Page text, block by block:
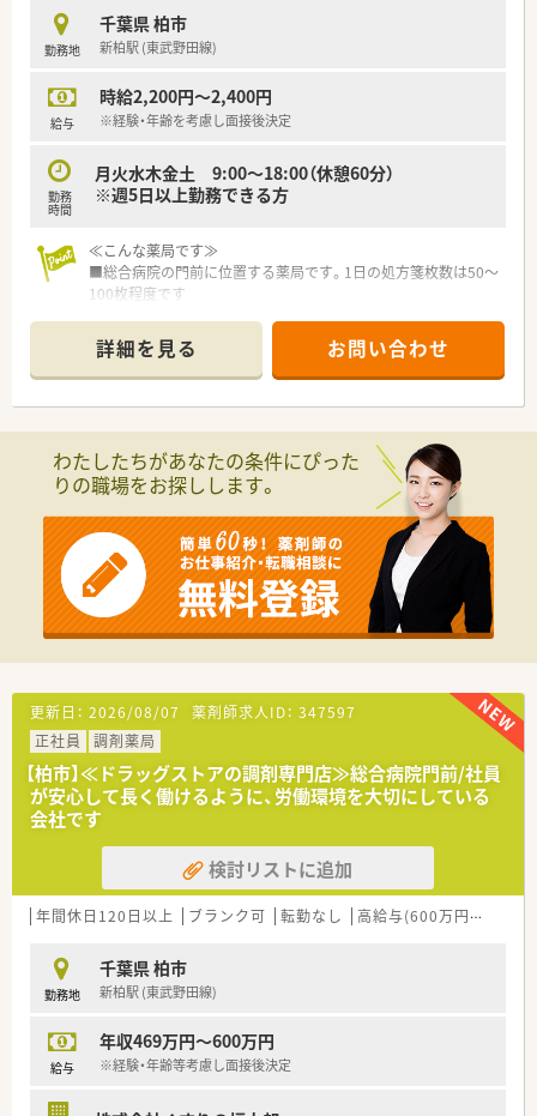
■育児休暇は3歳まで取得が可能で、時短制度は小学5年生まで
時短勤務ができるよう変更予定です。
■年間休日が120日とワークライフバランスが整っています
たくさんあります！
勤務地
千葉県 柏市
新柏駅 (東武野田線)
給与
時給2,200円～2,400円
※経験・年齢を考慮し面接後決定
勤務
時間
月火水木金土 9:00～18:00（休憩60分）
※週5日以上勤務できる方
≪こんな薬局です≫
■総合病院の門前に位置する薬局です。1日の処方箋枚数は50～
100枚程度です
の薬局で、流山市や柏市からのアクセスが良い立地です
■平日18時、土曜17時までの店舗です。
≪こんな会社です≫
■東証一部上場企業のグループ会社です！
■急な欠員の場合でも応援薬剤師のフォロー体制が整っている
■地域密着でお客様との関わりを大切にしている会社です！
■駅前・市街地に集中的に出店しています！
■社員が安心して長く働けるように、日々、労働環境を改善して
いる会社です！
■福利厚生が魅力の会社
■社会保険は20時間以上で加入可能です。
詳細を見る お問い合わせ
わたしたちがあなたの条件にぴった
りの職場をお探しします。
更新日： 2026/08/07 薬剤師求人ID： 347597
正社員
調剤薬局
【柏市】≪ドラッグストアの調剤専門店≫総合病院門前/社員
が安心して長く働けるように、労働環境を大切にしている
会社です
検討リストに追加
年間休日120日以上 ブランク可 転勤なし 高給与(600万円以上)
勤務地
千葉県 柏市
新柏駅 (東武野田線)
給与
年収469万円～600万円
※経験・年齢等考慮し面接後決定